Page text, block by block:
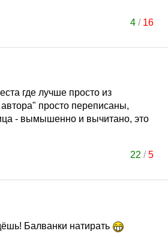
4 / 16
где лучше просто из
просто переписаны,
- вымышенно и вычитано, это
22 /5
Балванки натирать